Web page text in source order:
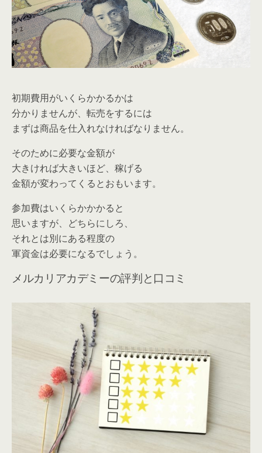
初期費用がいくらかかるかは
分かりませんが、転売をするには
まずは商品を仕入れなければなりません。
そのために必要な金額が
大きければ大きいほど、稼げる
金額が変わってくるとおもいます。
参加費はいくらかかかると
思いますが、どちらにしろ、
それとは別にある程度の
軍資金は必要になるでしょう。
メルカリアカデミーの評判と口コミ